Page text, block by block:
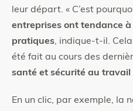
leur départ. « C’est
entreprises ont tendance
pratiques, indique-t-il.
été fait au cours des
santé et sécurité au travail
En un clic, par exemple, la